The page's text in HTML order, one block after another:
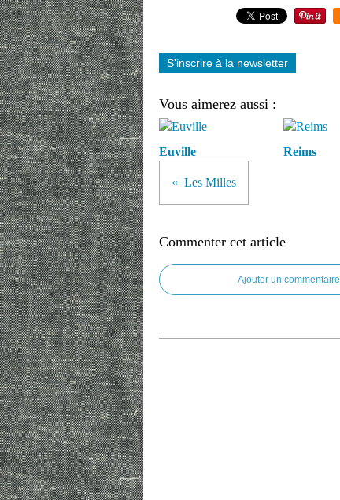
S'inscrire à la newsletter
Vous aimerez aussi :
Euville Reims
Les Milles
Commenter cet article
Ajouter un commentaire